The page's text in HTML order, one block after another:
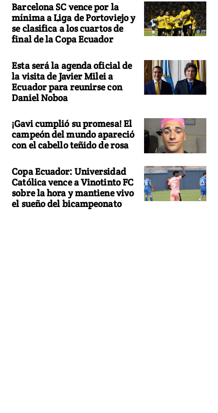
Barcelona SC vence por la
mínima a Liga de Portoviejo y
se clasifica a los cuartos de
final de la Copa Ecuador
Esta será la agenda oficial de
la visita de Javier Milei a
Ecuador para reunirse con
Daniel Noboa
¡Gavi cumplió su promesa! El
campeón del mundo apareció
con el cabello teñido de rosa
Copa Ecuador: Universidad
Católica vence a Vinotinto FC
sobre la hora y mantiene vivo
el sueño del bicampeonato